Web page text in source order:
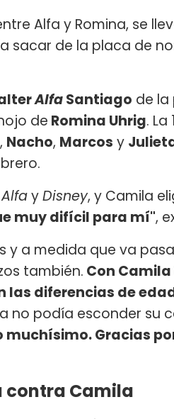
Alfa y Romina, se
sacar de la placa de
AlfaSantiago de la
de ​Romina Uhrig.
, Nacho, Marcos y
AlfayDisney, y Camila
muy difícil para mí",
y a medida que va
también. Con
las diferencias de
no podía esconder su
muchísimo. Gracias
contra Camila